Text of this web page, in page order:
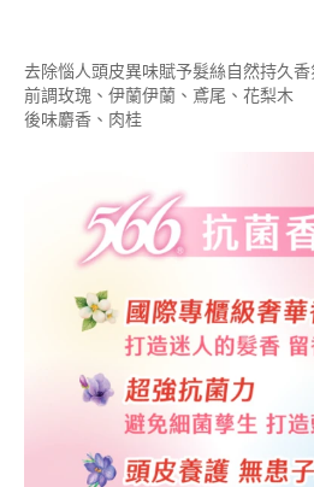
去除惱人頭皮異味賦予髮絲自然持久
前調玫瑰、伊蘭伊蘭、鳶尾、花梨木
後味麝香、肉桂